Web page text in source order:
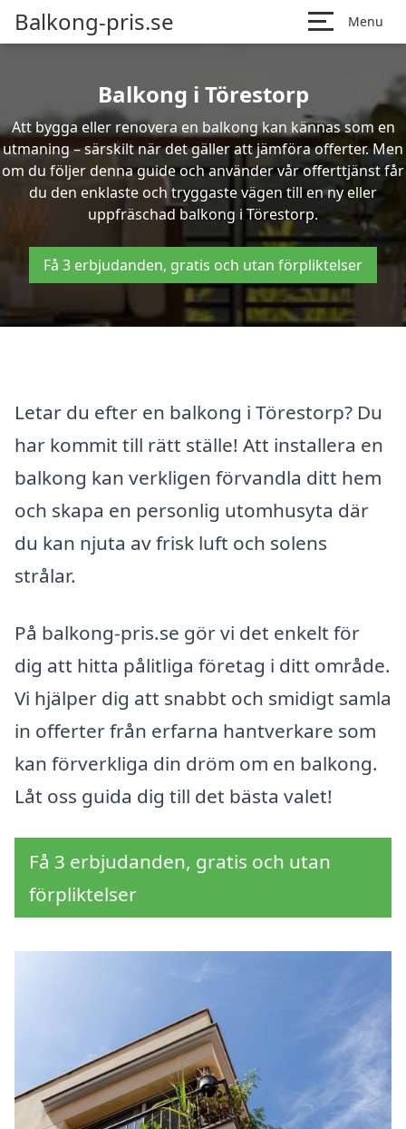
Balkong-pris.se Menu
Balkong i Törestorp
Att bygga eller renovera en balkong kan kännas som en
utmaning – särskilt när det gäller att jämföra offerter. Men
om du följer denna guide och använder vår offerttjänst får
du den enklaste och tryggaste vägen till en ny eller
uppfräschad balkong i Törestorp.
Få 3 erbjudanden, gratis och utan förpliktelser
Letar du efter en balkong i Törestorp? Du
har kommit till rätt ställe! Att installera en
balkong kan verkligen förvandla ditt hem
och skapa en personlig utomhusyta där
du kan njuta av frisk luft och solens
strålar.
På balkong-pris.se gör vi det enkelt för
dig att hitta pålitliga företag i ditt område.
Vi hjälper dig att snabbt och smidigt samla
in offerter från erfarna hantverkare som
kan förverkliga din dröm om en balkong.
Låt oss guida dig till det bästa valet!
Få 3 erbjudanden, gratis och utan
förpliktelser